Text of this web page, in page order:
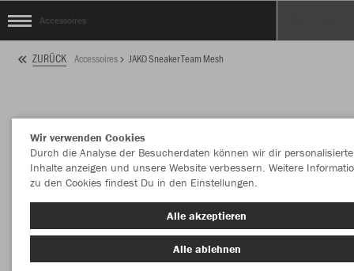
Accessoires
ZURÜCK Accessoires JAKO Sneaker Team Mesh
Wir verwenden Cookies
Durch die Analyse der Besucherdaten können wir dir personalisierte
Inhalte anzeigen und unsere Website verbessern. Weitere
zu den Cookies findest Du in den Einstellungen.
Alle akzeptieren
Alle ablehnen